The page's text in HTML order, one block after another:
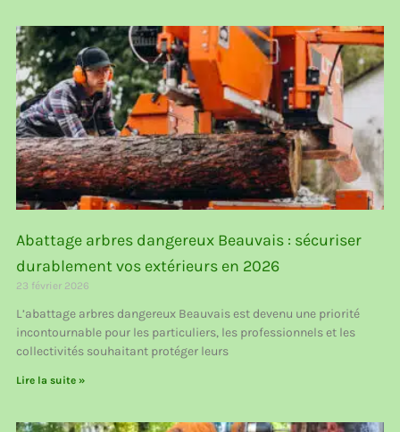
Abattage arbres dangereux Beauvais : sécuriser
durablement vos extérieurs en 2026
23 février 2026
L’abattage arbres dangereux Beauvais est devenu une priorité
incontournable pour les particuliers, les professionnels et les
collectivités souhaitant protéger leurs
Lire la suite »